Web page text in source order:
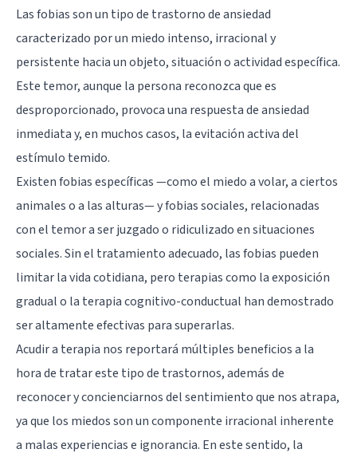
Las fobias son un tipo de trastorno de ansiedad
caracterizado por un miedo intenso, irracional y
persistente hacia un objeto, situación o actividad específica.
Este temor, aunque la persona reconozca que es
desproporcionado, provoca una respuesta de ansiedad
inmediata y, en muchos casos, la evitación activa del
estímulo temido.
Existen fobias específicas —como el miedo a volar, a ciertos
animales o a las alturas— y fobias sociales, relacionadas
con el temor a ser juzgado o ridiculizado en situaciones
sociales. Sin el tratamiento adecuado, las fobias pueden
limitar la vida cotidiana, pero terapias como la exposición
gradual o la terapia cognitivo-conductual han demostrado
ser altamente efectivas para superarlas.
Acudir a terapia nos reportará múltiples beneficios a la
hora de tratar este tipo de trastornos, además de
reconocer y concienciarnos del sentimiento que nos atrapa,
ya que los miedos son un componente irracional inherente
a malas experiencias e ignorancia. En este sentido, la